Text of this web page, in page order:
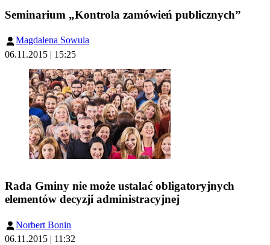
Seminarium „Kontrola zamówień publicznych”
Magdalena Sowula
06.11.2015 | 15:25
Rada Gminy nie może ustalać obligatoryjnych
elementów decyzji administracyjnej
Norbert Bonin
06.11.2015 | 11:32